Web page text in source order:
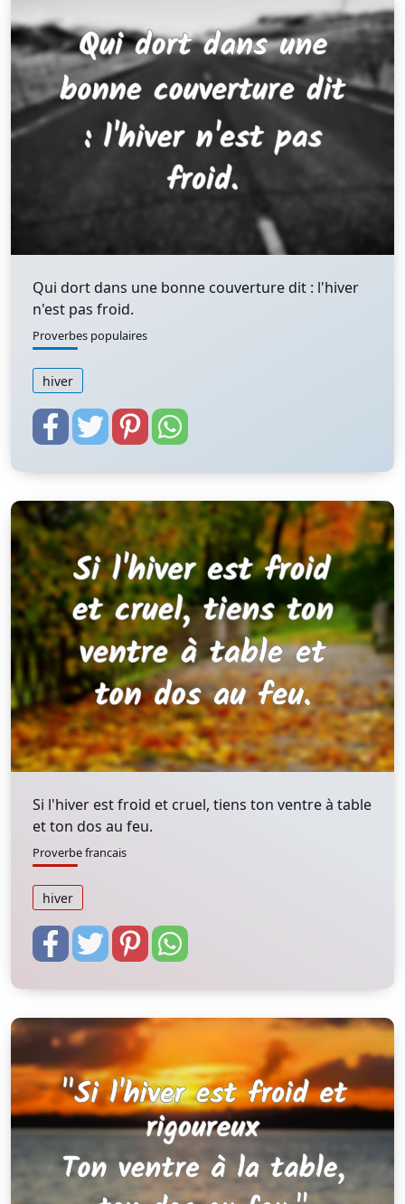
Qui dort dans une bonne couverture dit : l'hiver
n'est pas froid.
Proverbes populaires
hiver
Si l'hiver est froid et cruel, tiens ton ventre à table
et ton dos au feu.
Proverbe francais
hiver